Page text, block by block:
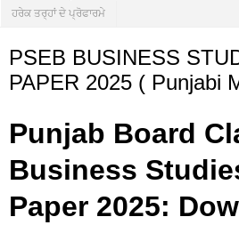
ਹਰੇਕ ਤਰ੍ਹਾਂ ਦੇ ਪ੍ਰੋਫਾਰਮੇ
PSEB BUSINESS
PAPER 2025 ( Punjabi
Punjab Board
Business
Paper 2025: